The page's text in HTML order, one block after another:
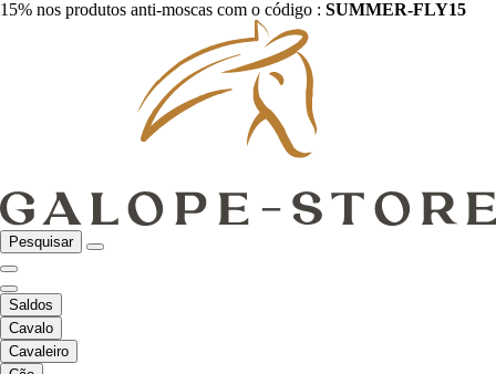
15% nos produtos anti-moscas com o código : SUMMER-FLY15
Pesquisar
Saldos
Cavalo
Cavaleiro